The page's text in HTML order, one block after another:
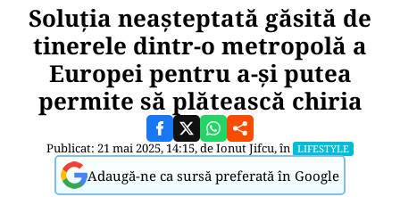
Soluţia neaşteptată găsită de
tinerele dintr-o metropolă a
Europei pentru a-şi putea
permite să plătească chiria
Publicat: 21 mai 2025, 14:15, deIonut Jifcu, în LIFESTYLE
Adaugă-ne ca sursă preferată în Google